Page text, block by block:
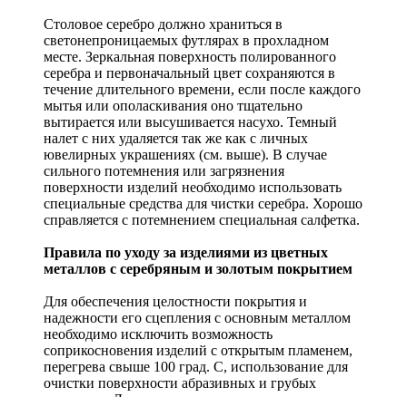
Столовое серебро должно храниться в
светонепроницаемых футлярах в прохладном
месте. Зеркальная поверхность полированного
серебра и первоначальный цвет сохраняются в
течение длительного времени, если после каждого
мытья или ополаскивания оно тщательно
вытирается или высушивается насухо. Темный
налет с них удаляется так же как с личных
ювелирных украшениях (см. выше). В случае
сильного потемнения или загрязнения
поверхности изделий необходимо использовать
специальные средства для чистки серебра. Хорошо
справляется с потемнением специальная салфетка.
Правила по уходу за изделиями из цветных
металлов с серебряным и золотым покрытием
Для обеспечения целостности покрытия и
надежности его сцепления с основным металлом
необходимо исключить возможность
соприкосновения изделий с открытым пламенем,
перегрева свыше 100 град. С, использование для
очистки поверхности абразивных и грубых